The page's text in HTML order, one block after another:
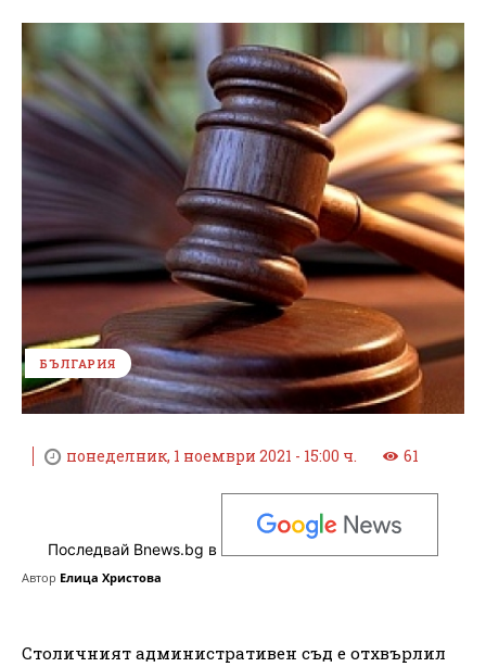
БЪЛГАРИЯ
понеделник, 1 ноември 2021 - 15:00 ч. 61
Последвай Bnews.bg в
Автор Елица Христова
Столичният административен съд е отхвърлил